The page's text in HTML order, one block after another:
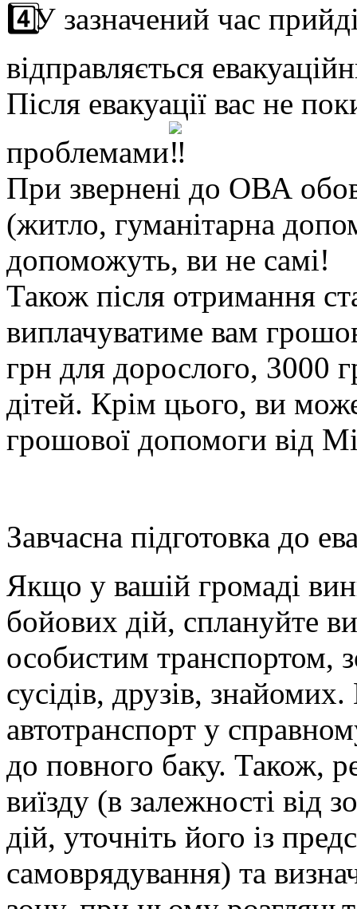
У зазначений час
відправляється
Після евакуації вас не
проблемами
При звернені до ОВА
(житло, гуманітарна
допоможуть, ви не самі!
Також після отримання
виплачуватиме вам
грн для дорослого, 3000
дітей. Крім цього, ви
грошової допомоги від
Завчасна підготовка до
Якщо у вашій громаді
бойових дій, сплануйте
особистим транспортом,
сусідів, друзів,
автотранспорт у
до повного баку. Також,
виїзду (в залежності від
дій, уточніть його із
самоврядування) та